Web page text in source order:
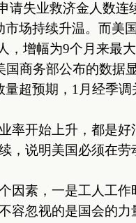
请失业救济金人数连
市场持续升温。而美
，增幅为9个月来最
国商务部公布的数据
超预期，1月经季
率开始上升，都是
，说明美国必须在
因素，一是工人工
容忽视的是国会的